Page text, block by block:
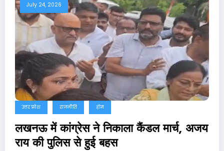
July 24, 2026
उत्तर प्रदेश राजनीति होम
लखनऊ में कांग्रेस ने निकाला कैंडल मार्च, अजय
राय की पुलिस से हुई बहस